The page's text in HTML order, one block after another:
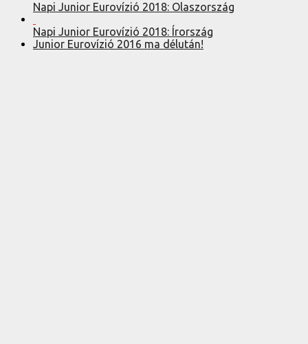
Napi Junior Eurovízió 2018: Olaszország
Napi Junior Eurovízió 2018: Írország
Junior Eurovízió 2016 ma délután!